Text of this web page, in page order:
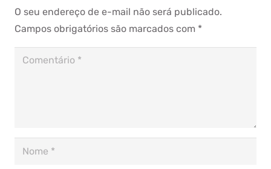
O seu endereço de e-mail não será publicado.
Campos obrigatórios são marcados com *